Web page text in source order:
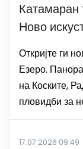
Катамаран
Ново
Откријте ги
Езеро.
на Коските,
пловидби за
17.07.2026 09:49